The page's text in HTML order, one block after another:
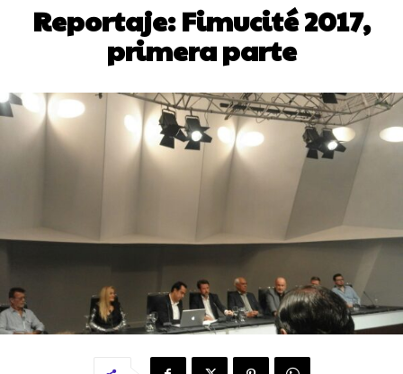
Reportaje: Fimucité 2017,
primera parte